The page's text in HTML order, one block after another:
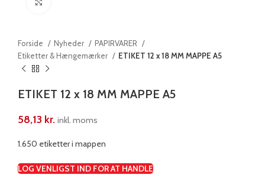
Forside Nyheder
PAPIRVARER
Etiketter & Hængemærker
ETIKET 12 x 18 MM MAPPE A5
ETIKET 12 x 18 MM MAPPE A5
58,13 kr. inkl. moms
1.650 etiketter i mappen
LOG VENLIGST IND FOR AT HANDLE